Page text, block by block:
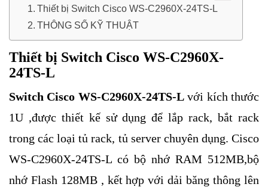
Thiết bị Switch Cisco WS-C2960X-24TS-L
THÔNG SỐ KỸ THUẬT
Thiết bị Switch Cisco WS-C2960X-
24TS-L
Switch Cisco WS-C2960X-24TS-Lvới kích thước
1U ,được thiết kế sử dụng để lắp rack, bắt rack
trong các loại tủ rack, tủ server chuyên dụng. Cisco
WS-C2960X-24TS-L có bộ nhớ RAM 512MB,bộ
nhớ Flash 128MB , kết hợp với dải băng thông lên